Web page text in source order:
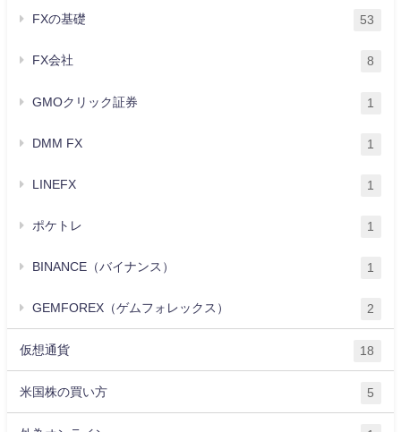
FXの基礎 53
FX会社 8
GMOクリック証券 1
DMM FX 1
LINEFX 1
ポケトレ 1
BINANCE（バイナンス） 1
GEMFOREX（ゲムフォレックス） 2
仮想通貨 18
米国株の買い方 5